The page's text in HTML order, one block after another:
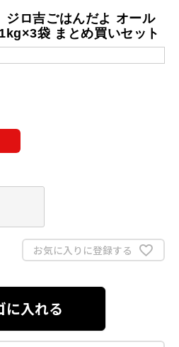
ジロ吉ごはんだよ オール
袋 まとめ買いセット
お気に入りに登録する
に入れる